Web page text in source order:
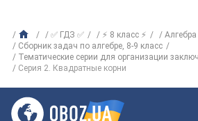
✅ ГДЗ ✅ ⚡ 8 класс ⚡
Сборник задач по алгебре, 8-9 класс
Тематические серии для организации
Серия 2. Квадратные корни